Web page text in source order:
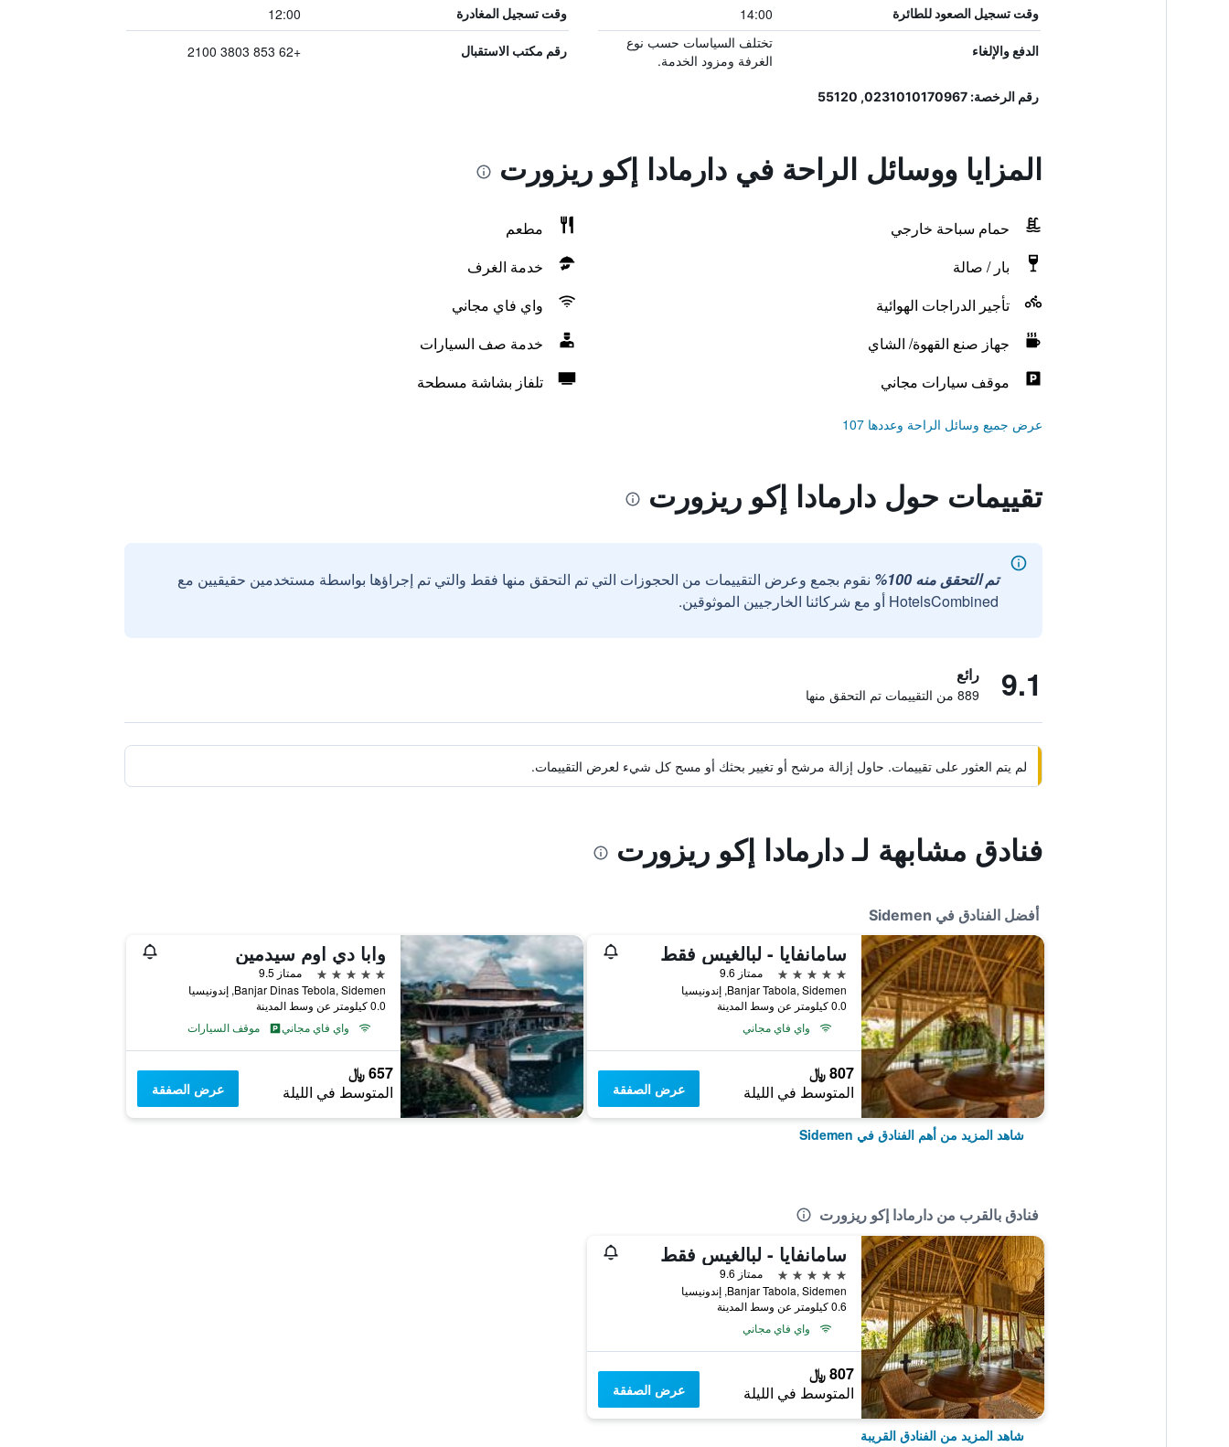
وقت تسجيل الصعود للطائرة 14:00 وقت تسجيل المغادرة 12:00
الدفع والإلغاء
تختلف السياسات حسب نوع
الغرفة ومزود الخدمة.
رقم مكتب الاستقبال +62 853 3803 2100
رقم الرخصة: 0231010170967, 55120
المزايا ووسائل الراحة في دارمادا إكو ريزورت
حمام سباحة خارجي
مطعم
بار / صالة
خدمة الغرف
تأجير الدراجات الهوائية
واي فاي مجاني
جهاز صنع القهوة/ الشاي
خدمة صف السيارات
موقف سيارات مجاني
تلفاز بشاشة مسطحة
عرض جميع وسائل الراحة وعددها 107
تقييمات حول دارمادا إكو ريزورت
تم التحقق منه 100%
نقوم بجمع وعرض التقييمات من الحجوزات التي تم التحقق منها فقط والتي تم إجراؤها بواسطة مستخدمين حقيقيين مع
HotelsCombined أو مع شركائنا الخارجيين الموثوقين.
9.1 رائع
889 من التقييمات تم التحقق منها
لم يتم العثور على تقييمات. حاول إزالة مرشح أو تغيير بحثك أو مسح كل شيء لعرض التقييمات.
فنادق مشابهة لـ دارمادا إكو ريزورت
أفضل الفنادق في Sidemen
سامانفايا - لبالغيس فقط
5 نجوم
ممتاز 9.6
Banjar Tabola, Sidemen, إندونيسيا
0.0 كيلومتر عن وسط المدينة
واي فاي مجاني
807 ﷼
المتوسط في الليلة عرض الصفقة
وابا دي اوم سيدمين
5 نجوم
ممتاز 9.5
Banjar Dinas Tebola, Sidemen, إندونيسيا
0.0 كيلومتر عن وسط المدينة
واي فاي مجاني
موقف السيارات
657 ﷼
المتوسط في الليلة عرض الصفقة
شاهد المزيد من أهم الفنادق في Sidemen
فنادق بالقرب من دارمادا إكو ريزورت
سامانفايا - لبالغيس فقط
5 نجوم
ممتاز 9.6
Banjar Tabola, Sidemen, إندونيسيا
0.6 كيلومتر عن وسط المدينة
واي فاي مجاني
807 ﷼
المتوسط في الليلة عرض الصفقة
شاهد المزيد من الفنادق القريبة